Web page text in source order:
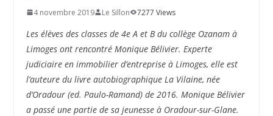
4 novembre 2019 Le Sillon 7277 Views
Les élèves des classes de 4e A et B du collège Ozanam à
Limoges ont rencontré Monique Bélivier. Experte
judiciaire en immobilier d’entreprise à Limoges, elle est
l’auteure du livre autobiographique La Vilaine, née
d’Oradour (ed. Paulo-Ramand) de 2016. Monique Bélivier
a passé une partie de sa jeunesse à Oradour-sur-Glane.